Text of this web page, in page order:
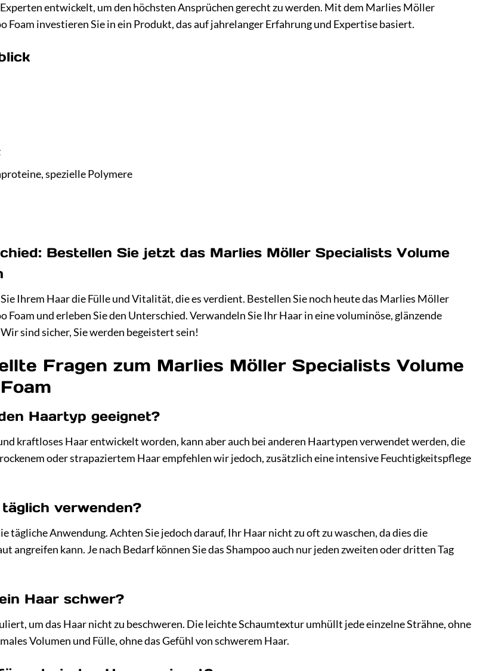
entwickelt, um den höchsten Ansprüchen gerecht zu werden. Mit dem Marlies Möller
Foam investieren Sie in ein Produkt, das auf jahrelanger Erfahrung und Expertise basiert.
spezielle Polymere
Bestellen Sie jetzt das Marlies Möller Specialists Volume
Ihrem Haar die Fülle und Vitalität, die es verdient. Bestellen Sie noch heute das Marlies Möller
Foam und erleben Sie den Unterschied. Verwandeln Sie Ihr Haar in eine voluminöse, glänzende
sind sicher, Sie werden begeistert sein!
Fragen zum Marlies Möller Specialists Volume
Haartyp geeignet?
kraftloses Haar entwickelt worden, kann aber auch bei anderen Haartypen verwendet werden, die
oder strapaziertem Haar empfehlen wir jedoch, zusätzlich eine intensive Feuchtigkeitspflege
verwenden?
tägliche Anwendung. Achten Sie jedoch darauf, Ihr Haar nicht zu oft zu waschen, da dies die
angreifen kann. Je nach Bedarf können Sie das Shampoo auch nur jeden zweiten oder dritten Tag
Haar schwer?
um das Haar nicht zu beschweren. Die leichte Schaumtextur umhüllt jede einzelne Strähne, ohne
Volumen und Fülle, ohne das Gefühl von schwerem Haar.